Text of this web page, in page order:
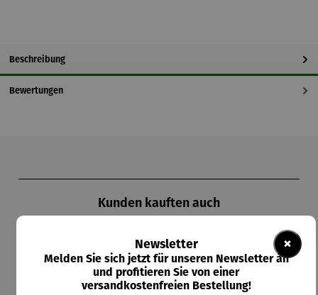
Beschreibung
Bewertungen
Kunden kauften auch
×
Newsletter
Melden Sie sich jetzt für unseren Newsletter an
und profitieren Sie von einer
versandkostenfreien Bestellung!